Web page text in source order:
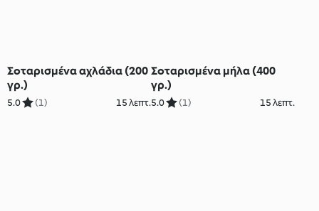
Σοταρισμένα αχλάδια (200
γρ.)
5.0 (1) 15 λεπτ.
Σοταρισμένα μήλα (400
γρ.)
5.0 (1) 15 λεπτ.